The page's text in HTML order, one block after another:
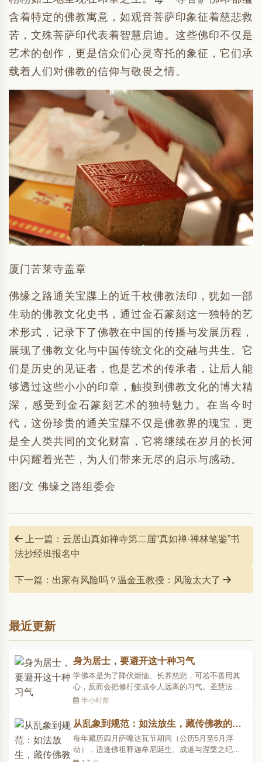
含着特定的佛教寓意，如观音菩萨印象征着慈悲救
苦，文殊菩萨印代表着智慧启迪。这些佛印不仅是
艺术的创作，更是信众们心灵寄托的象征，它们承
载着人们对佛教的信仰与敬畏之情。
厦门苦莱寺盖章
佛缘之路通关宝牒上的近千枚佛教法印，犹如一部
生动的佛教文化史书，通过金石篆刻这一独特的艺
术形式，记录下了佛教在中国的传播与发展历程，
展现了佛教文化与中国传统文化的交融与共生。它
们是历史的见证者，也是艺术的传承者，让后人能
够透过这些小小的印章，触摸到佛教文化的博大精
深，感受到金石篆刻艺术的独特魅力。在当今时
代，这份珍贵的通关宝牒不仅是佛教界的瑰宝，更
是全人类共同的文化财富，它将继续在岁月的长河
中闪耀着光芒，为人们带来无尽的启示与感动。
图/文 佛缘之路组委会
上一篇：云居山真如禅寺第二届“真如禅·禅林笔鉴”书
法抄经班报名中
下一篇：出家有风险吗？温金玉教授：风险太大了
最近更新
身为居士，要避开这十种习气
学佛本是为了降伏烦恼、长养慈悲，可若不善用其
心，反而会把修行变成令人远离的习气。圣慧法师
总结了十种令人讨厌的居士模样，每一面都是一面
己。有则改之，无则加..
半小时前
从乱象到规范：如法放生，藏传佛教的义
理与法治践行
每年藏历四月萨嘎达瓦节期间（公历5月至6月浮
动），适逢佛祖释迦牟尼诞生、成道与涅槃之纪